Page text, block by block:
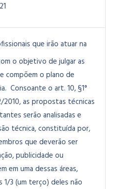
que irão atuar na
o objetivo de julgar as
compõem o plano de
Consoante o art. 10, §1°
2010, as propostas técnicas
serão analisadas e
técnica, constituída por,
que deverão ser
publicidade ou
em uma dessas áreas,
3 (um terço) deles não